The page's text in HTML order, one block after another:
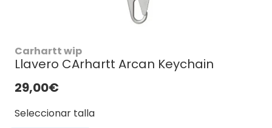
Carhartt wip
Llavero CArhartt Arcan Keychain
29,00€
Seleccionar talla